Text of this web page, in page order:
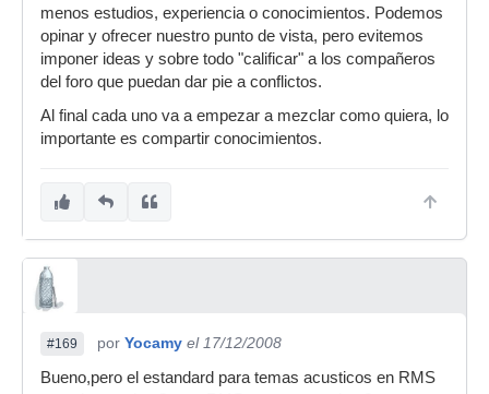
menos estudios, experiencia o conocimientos. Podemos
opinar y ofrecer nuestro punto de vista, pero evitemos
imponer ideas y sobre todo "calificar" a los compañeros
del foro que puedan dar pie a conflictos.
Al final cada uno va a empezar a mezclar como quiera, lo
importante es compartir conocimientos.
#169 por Yocamy el 17/12/2008
Bueno,pero el estandard para temas acusticos en RMS